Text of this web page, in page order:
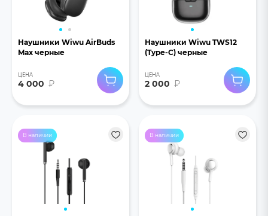
Наушники Wiwu AirBuds
Max черные
ЦЕНА
4 000 ₽
Наушники Wiwu TWS12
(Type-C) черные
ЦЕНА
2 000 ₽
В наличии В наличии